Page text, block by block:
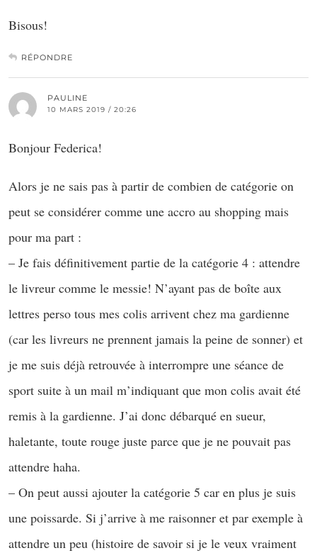
Bisous!
RÉPONDRE
PAULINE
10 MARS 2019 / 20:26
Bonjour Federica!
Alors je ne sais pas à partir de combien de catégorie on
peut se considérer comme une accro au shopping mais
pour ma part :
– Je fais définitivement partie de la catégorie 4 : attendre
le livreur comme le messie! N’ayant pas de boîte aux
lettres perso tous mes colis arrivent chez ma gardienne
(car les livreurs ne prennent jamais la peine de sonner) et
je me suis déjà retrouvée à interrompre une séance de
sport suite à un mail m’indiquant que mon colis avait été
remis à la gardienne. J’ai donc débarqué en sueur,
haletante, toute rouge juste parce que je ne pouvait pas
attendre haha.
– On peut aussi ajouter la catégorie 5 car en plus je suis
une poissarde. Si j’arrive à me raisonner et par exemple à
attendre un peu (histoire de savoir si je le veux vraiment